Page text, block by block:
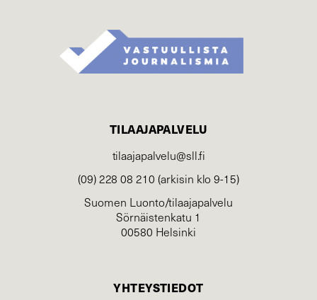
TILAAJAPALVELU
tilaajapalvelu@sll.fi
(09) 228 08 210 (arkisin klo 9-15)
Suomen Luonto/tilaajapalvelu
Sörnäistenkatu 1
00580 Helsinki
YHTEYSTIEDOT